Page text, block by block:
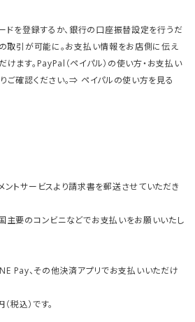
ードを登録するか、銀行の口座振替設定を行うだ
取引が可能に。お支払い情報をお店側に伝え
ます。PayPal（ペイパル）の使い方・お支払い
ご確認ください。⇒ ペイパルの使い方を見る
トサービスより請求書を郵送させていただき
主要のコンビニなどでお支払いをお願いいたし
Pay、その他決済アプリでお支払いいただけ
込）です。